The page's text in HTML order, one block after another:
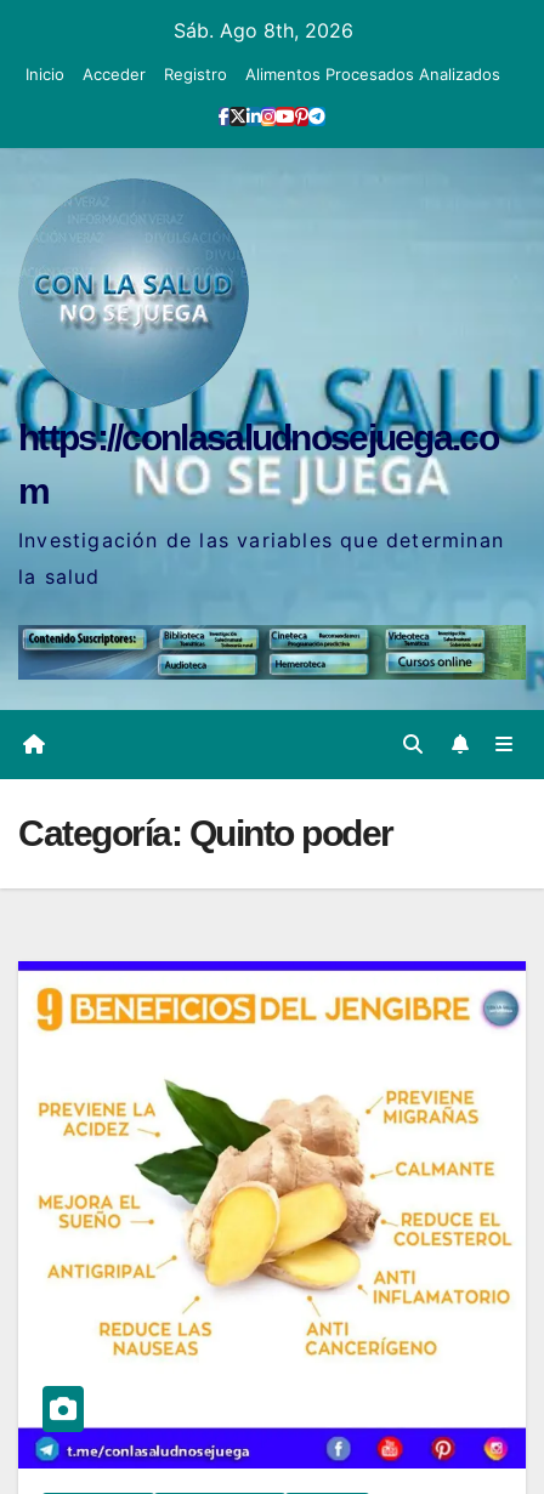
Sáb. Ago 8th, 2026
Inicio Acceder Registro Alimentos Procesados Analizados
https://conlasaludnosejuega.co
m
Investigación de las variables que determinan
la salud
Categoría: Quinto poder